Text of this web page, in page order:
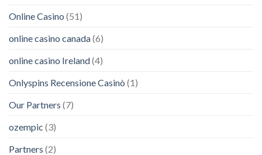
Online Casino (51)
online casino canada(6)
online casino Ireland(4)
Onlyspins Recensione Casinò (1)
Our Partners (7)
ozempic (3)
Partners (2)